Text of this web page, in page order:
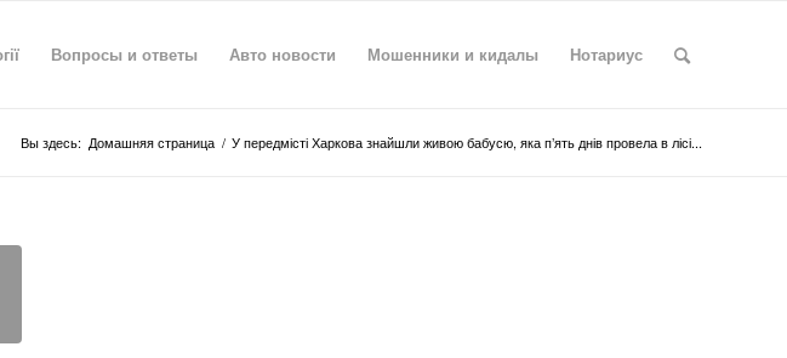
Вопросы и ответы Авто новости Мошенники и кидалы Нотариус
Вы здесь: Домашняя страница / У передмісті Харкова знайшли живою бабусю, яка п’ять днів провела в лісі...